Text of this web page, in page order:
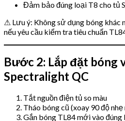
Đảm bảo đúng loại T8 cho tủ
⚠ Lưu ý: Không sử dụng bóng khác
nếu yêu cầu kiểm tra tiêu chuẩn
Bước 2: Lắp đặt bóng
Spectralight QC
Tắt nguồn điện tủ so màu
Tháo bóng cũ (xoay 90 độ nhẹ
Gắn bóng TL84 mới vào đúng